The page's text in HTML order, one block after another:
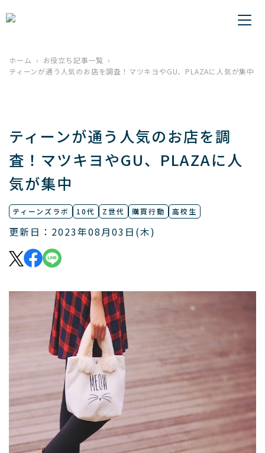
ホーム
お役立ち記事一覧
ティーンが通う人気のお店を調査！マツキヨやGU、PLAZAに人気が集中
ティーンが通う人気のお店を調
査！マツキヨやGU、PLAZAに人
気が集中
ティーンズラボ 10代 Z世代 購買行動 高校生
更新日：2023年08月03日(木)